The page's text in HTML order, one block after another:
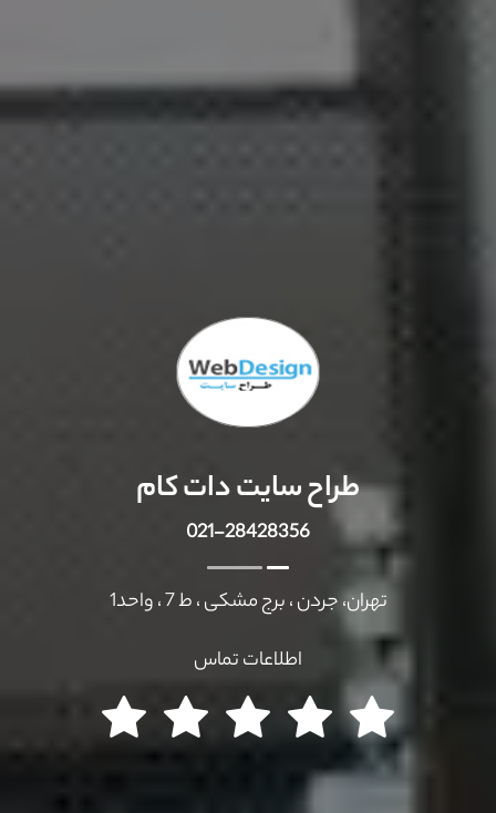
طراح سایت دات کام
021-28428356
تهران، جردن ، برج مشکی ، ط 7 ، واحد1
اطلاعات تماس